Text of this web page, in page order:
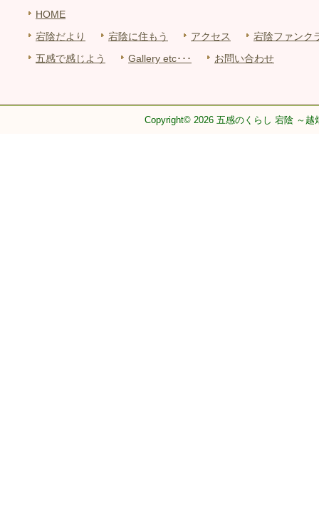
HOME
宕陰だより
宕陰に住もう アクセス
宕陰ファンク
五感で感じよう
Gallery etc･･･ お問い合わせ
Copyright© 2026 五感のくらし 宕陰 ～